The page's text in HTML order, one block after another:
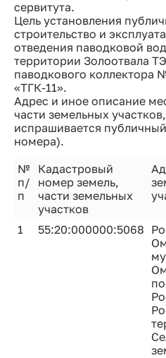
сервитута.
Цель установления
строительство и
отведения паводковой
территории Золоотвала
паводкового
«ТГК-11».
Адрес и иное описание
части земельных
испрашивается
номера).
№
п/
п
Кадастровый
номер земель,
части земельных
участков
1 55:20:000000:5068